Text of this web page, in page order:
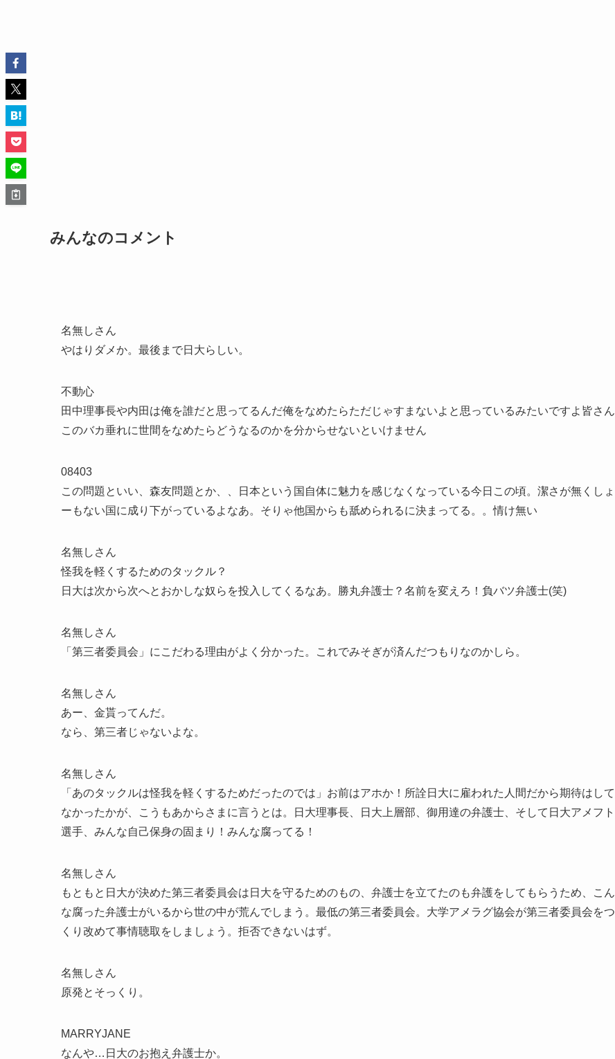
みんなのコメント
名無しさん
やはりダメか。最後まで日大らしい。
不動心
田中理事長や内田は俺を誰だと思ってるんだ俺をなめたらただじゃすまないよと思っているみたいですよ皆さん
このバカ垂れに世間をなめたらどうなるのかを分からせないといけません
08403
この問題といい、森友問題とか、、日本という国自体に魅力を感じなくなっている今日この頃。潔さが無くしょ
ーもない国に成り下がっているよなあ。そりゃ他国からも舐められるに決まってる。。情け無い
名無しさん
怪我を軽くするためのタックル？
日大は次から次へとおかしな奴らを投入してくるなあ。勝丸弁護士？名前を変えろ！負バツ弁護士(笑)
名無しさん
「第三者委員会」にこだわる理由がよく分かった。これでみそぎが済んだつもりなのかしら。
名無しさん
あー、金貰ってんだ。
なら、第三者じゃないよな。
名無しさん
「あのタックルは怪我を軽くするためだったのでは」お前はアホか！所詮日大に雇われた人間だから期待はして
なかったかが、こうもあからさまに言うとは。日大理事長、日大上層部、御用達の弁護士、そして日大アメフト
選手、みんな自己保身の固まり！みんな腐ってる！
名無しさん
もともと日大が決めた第三者委員会は日大を守るためのもの、弁護士を立てたのも弁護をしてもらうため、こん
な腐った弁護士がいるから世の中が荒んでしまう。最低の第三者委員会。大学アメラグ協会が第三者委員会をつ
くり改めて事情聴取をしましょう。拒否できないはず。
名無しさん
原発とそっくり。
MARRYJANE
なんや…日大のお抱え弁護士か。